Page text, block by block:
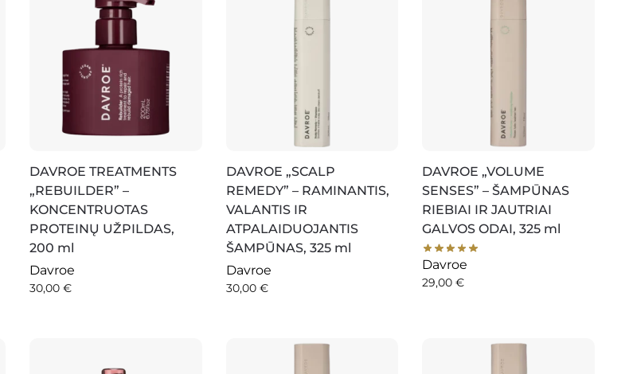
DAVROE TREATMENTS
„REBUILDER” –
KONCENTRUOTAS
PROTEINŲ UŽPILDAS,
200 ml
Davroe
30,00 €
DAVROE „SCALP
REMEDY” – RAMINANTIS,
VALANTIS IR
ATPALAIDUOJANTIS
ŠAMPŪNAS, 325 ml
Davroe
30,00 €
DAVROE „VOLUME
SENSES” – ŠAMPŪNAS
RIEBIAI IR JAUTRIAI
GALVOS ODAI, 325 ml
Davroe
29,00€